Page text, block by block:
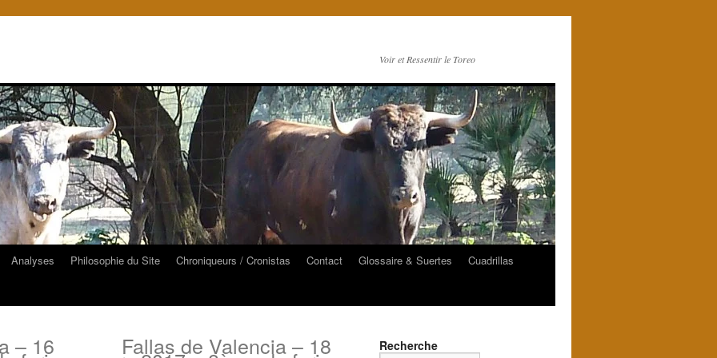
Voir et Ressentir le Toreo
Analyses Philosophie du Site Chroniqueurs / Cronistas Contact Glossaire & Suertes
Cuadrillas
– 16 Fallas de Valencia – 18 Recherche